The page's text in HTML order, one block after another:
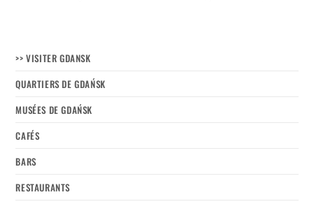
>> VISITER GDANSK
QUARTIERS DE GDAŃSK
MUSÉES DE GDAŃSK
CAFÉS
BARS
RESTAURANTS